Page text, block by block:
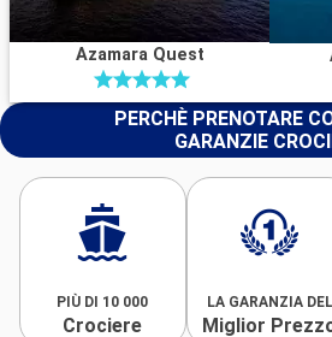
Azamara Quest
PERCHÈ PRENOTARE
GARANZIE
PIÙ DI 10 000
Crociere
LA GARANZIA DEL
Miglior